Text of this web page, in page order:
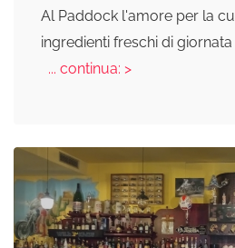
Al Paddock l'amore per la
ingredienti freschi di
... continua: >